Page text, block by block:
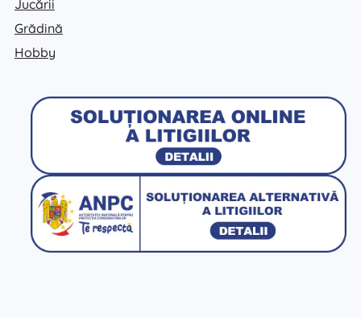
Jucării
Grădină
Hobby